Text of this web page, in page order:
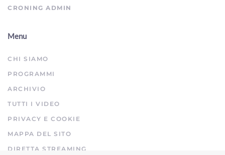
CRONING ADMIN
Menu
CHI SIAMO
PROGRAMMI
ARCHIVIO
TUTTI I VIDEO
PRIVACY E COOKIE
MAPPA DEL SITO
DIRETTA STREAMING